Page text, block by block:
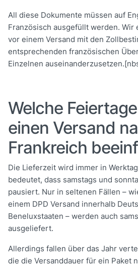
All diese Dokumente müssen auf
Französisch ausgefüllt werden. Wir
vor einem Versand mit den
entsprechenden französischen
Einzelnen
Welche
einen Versand
Frankreich
Die Lieferzeit wird immer in
bedeutet, dass samstags und
pausiert. Nur in seltenen Fällen –
einem DPD Versand innerhalb
Beneluxstaaten – werden auch
ausgeliefert.
Allerdings fallen über das Jahr
die die Versanddauer für ein Paket